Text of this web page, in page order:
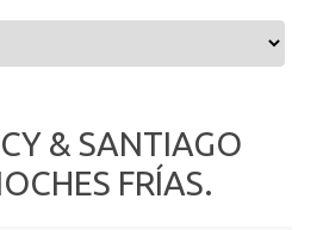
& SANTIAGO
FRÍAS.